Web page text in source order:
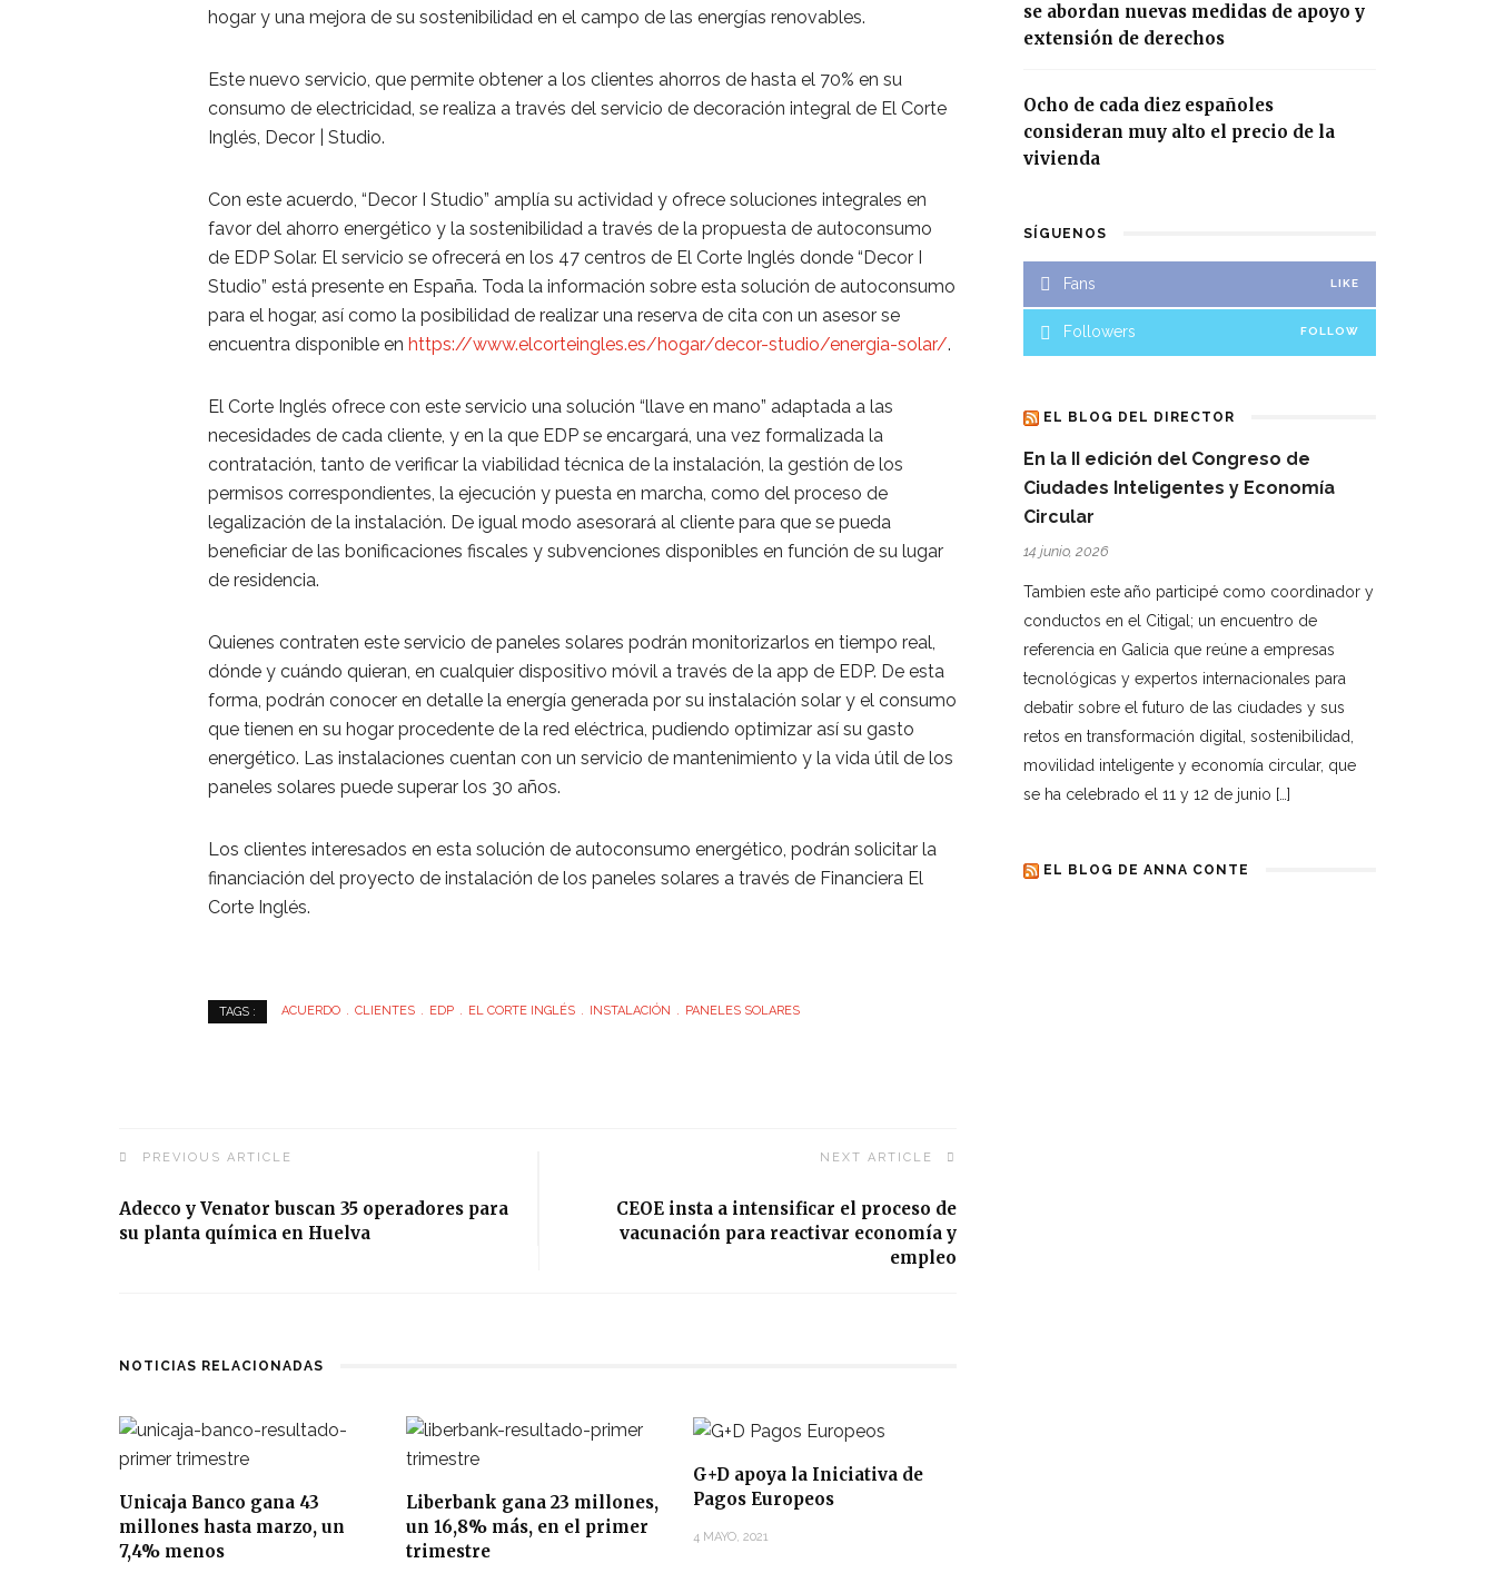
hogar y una mejora de su sostenibilidad en el campo de las energías renovables.
Este nuevo servicio, que permite obtener a los clientes ahorros de hasta el 70% en su
consumo de electricidad, se realiza a través del servicio de decoración integral de El Corte
Inglés, Decor | Studio.
Con este acuerdo, “Decor I Studio” amplía su actividad y ofrece soluciones integrales en
favor del ahorro energético y la sostenibilidad a través de la propuesta de autoconsumo
de EDP Solar. El servicio se ofrecerá en los 47 centros de El Corte Inglés donde “Decor I
Studio” está presente en España. Toda la información sobre esta solución de autoconsumo
para el hogar, así como la posibilidad de realizar una reserva de cita con un asesor se
encuentra disponible en https://www.elcorteingles.es/hogar/decor-studio/energia-solar/.
El Corte Inglés ofrece con este servicio una solución “llave en mano” adaptada a las
necesidades de cada cliente, y en la que EDP se encargará, una vez formalizada la
contratación, tanto de verificar la viabilidad técnica de la instalación, la gestión de los
permisos correspondientes, la ejecución y puesta en marcha, como del proceso de
legalización de la instalación. De igual modo asesorará al cliente para que se pueda
beneficiar de las bonificaciones fiscales y subvenciones disponibles en función de su lugar
de residencia.
Quienes contraten este servicio de paneles solares podrán monitorizarlos en tiempo real,
dónde y cuándo quieran, en cualquier dispositivo móvil a través de la app de EDP. De esta
forma, podrán conocer en detalle la energía generada por su instalación solar y el consumo
que tienen en su hogar procedente de la red eléctrica, pudiendo optimizar así su gasto
energético. Las instalaciones cuentan con un servicio de mantenimiento y la vida útil de los
paneles solares puede superar los 30 años.
Los clientes interesados en esta solución de autoconsumo energético, podrán solicitar la
financiación del proyecto de instalación de los paneles solares a través de Financiera El
Corte Inglés.
TAGS : ACUERDO CLIENTES EDP EL CORTE INGLÉS INSTALACIÓN PANELES SOLARES
PREVIOUS ARTICLE
Adecco y Venator buscan 35 operadores para
su planta química en Huelva
NEXT ARTICLE
CEOE insta a intensificar el proceso de
vacunación para reactivar economía y
empleo
NOTICIAS RELACIONADAS
Unicaja Banco gana 43
millones hasta marzo, un
7,4% menos
Liberbank gana 23 millones,
un 16,8% más, en el primer
trimestre
G+D apoya la Iniciativa de
Pagos Europeos
4 MAYO, 2021
se abordan nuevas medidas de apoyo y
extensión de derechos
Ocho de cada diez españoles
consideran muy alto el precio de la
vivienda
SÍGUENOS
Fans LIKE
Followers FOLLOW
EL BLOG DEL DIRECTOR
En la II edición del Congreso de
Ciudades Inteligentes y Economía
Circular
14 junio, 2026
Tambien este año participé como coordinador y
conductos en el Citigal; un encuentro de
referencia en Galicia que reúne a empresas
tecnológicas y expertos internacionales para
debatir sobre el futuro de las ciudades y sus
retos en transformación digital, sostenibilidad,
movilidad inteligente y economía circular, que
se ha celebrado el 11 y 12 de junio […]
EL BLOG DE ANNA CONTE